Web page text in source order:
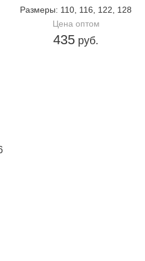
Размеры: 110, 116, 122, 128
Цена оптом
435 руб.